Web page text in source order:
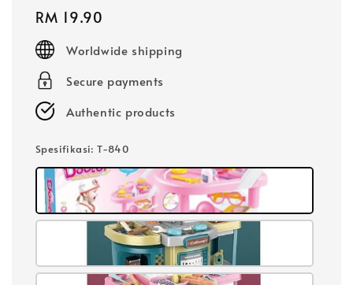
Regular
price
RM 19.90
Worldwide shipping
Secure payments
Authentic products
Spesifikasi: T-840